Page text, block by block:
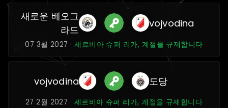
새로운 베오그
라드
vojvodina
07 3월 2027 ·세르비아 슈퍼 리가, 계절을 규제합니다
vojvodina 도당
27 2월 2027 · 세르비아 슈퍼 리가, 계절을 규제합니다